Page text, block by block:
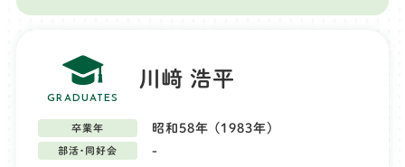
GRADUATES
川﨑 浩平
卒業年 昭和58年 (1983年)
部活・同好会 -